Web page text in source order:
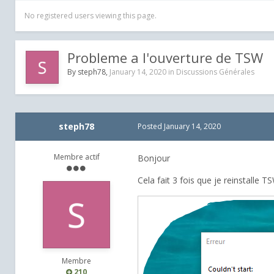
No registered users viewing this page.
Probleme a l'ouverture de TSW
By steph78, January 14, 2020 in Discussions Générales
steph78
Membre actif
Membre
Posted January 14, 2020
Bonjour
Cela fait 3 fois que je reinstalle